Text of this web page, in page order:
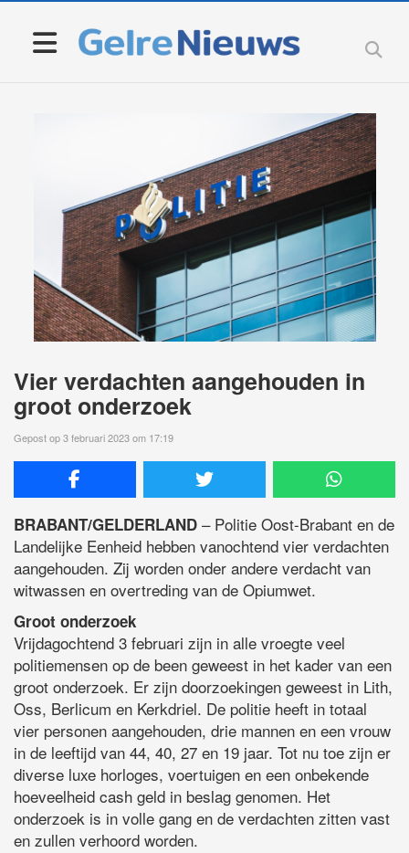
Vier verdachten aangehouden in
groot onderzoek
Gepost op 3 februari 2023 om 17:19
BRABANT/GELDERLAND – Politie Oost-Brabant en de
Landelijke Eenheid hebben vanochtend vier verdachten
aangehouden. Zij worden onder andere verdacht van
witwassen en overtreding van de Opiumwet.
Groot onderzoek
Vrijdagochtend 3 februari zijn in alle vroegte veel
politiemensen op de been geweest in het kader van een
groot onderzoek. Er zijn doorzoekingen geweest in Lith,
Oss, Berlicum en Kerkdriel. De politie heeft in totaal
vier personen aangehouden, drie mannen en een vrouw
in de leeftijd van 44, 40, 27 en 19 jaar. Tot nu toe zijn er
diverse luxe horloges, voertuigen en een onbekende
hoeveelheid cash geld in beslag genomen. Het
onderzoek is in volle gang en de verdachten zitten vast
en zullen verhoord worden.